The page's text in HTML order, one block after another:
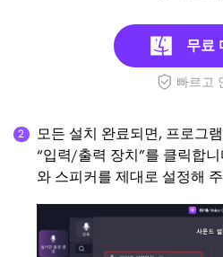
무료
빠르고
모든 설치 완료되면, 프로그
“입력/출력 장치”를 클릭합
와 스피커를 제대로 설정해